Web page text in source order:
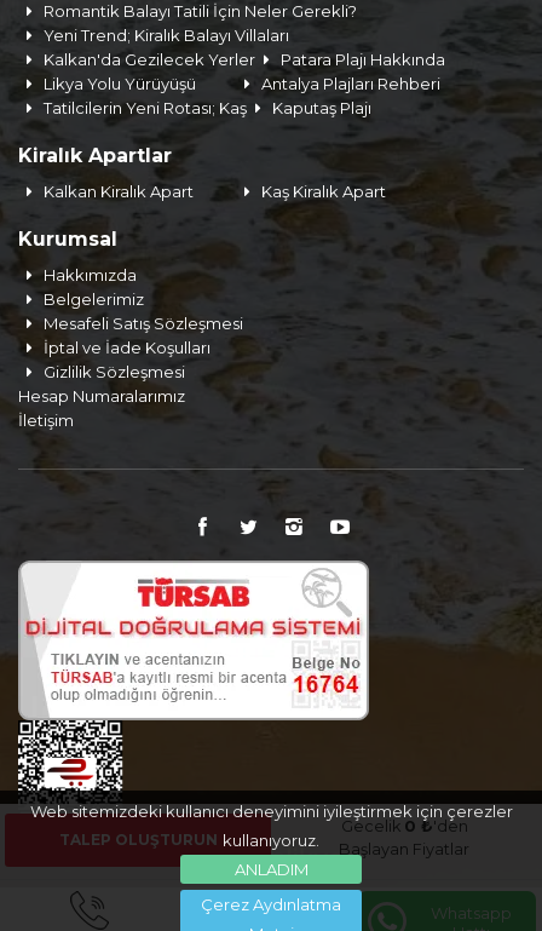
Romantik Balayı Tatili İçin Neler Gerekli?
Yeni Trend; Kiralık Balayı Villaları
Kalkan'da Gezilecek Yerler
Patara Plajı Hakkında
Likya Yolu Yürüyüşü
Antalya Plajları Rehberi
Tatilcilerin Yeni Rotası; Kaş
Kaputaş Plajı
Kiralık Apartlar
Kalkan Kiralık Apart Kaş Kiralık Apart
Kurumsal
Hakkımızda
Belgelerimiz
Mesafeli Satış Sözleşmesi
İptal ve İade Koşulları
Gizlilik Sözleşmesi
Hesap Numaralarımız
İletişim
Web sitemizdeki kullanıcı deneyimini iyileştirmek için çerezler
kullanıyoruz.
ANLADIM
Çerez Aydınlatma
TALEP OLUŞTURUN
Gecelik 0 ₺'den
Başlayan Fiyatlar
Whatsapp